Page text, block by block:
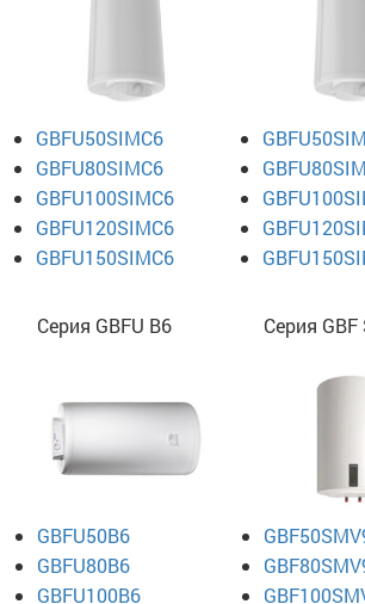
GBFU50SIMC6
GBFU80SIMC6
GBFU100SIMC6
GBFU120SIMC6
GBFU150SIMC6
Серия GBFU B6
GBFU50B6
GBFU80B6
GBFU100B6
Серия GBF